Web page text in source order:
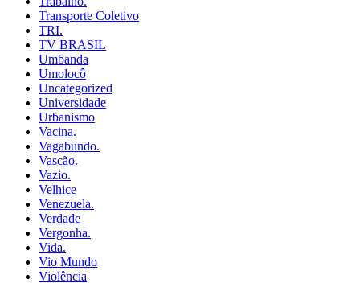
Transporte Coletivo
TRI.
TV BRASIL
Umbanda
Umolocô
Uncategorized
Universidade
Urbanismo
Vacina.
Vagabundo.
Vascão.
Vazio.
Velhice
Venezuela.
Verdade
Vergonha.
Vida.
Vio Mundo
Violência